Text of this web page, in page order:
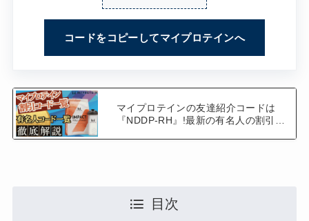
コードをコピーしてマイプロテインへ
マイプロテインの友達紹介コードは
『NDDP-RH』!最新の有名人の割引コ
目次